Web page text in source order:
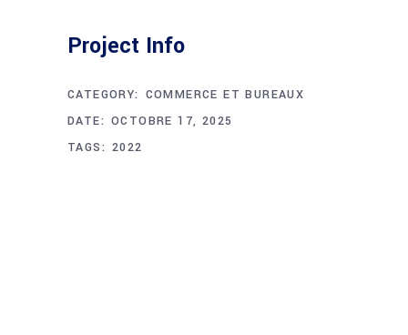
Project Info
CATEGORY: COMMERCE ET BUREAUX
DATE: OCTOBRE 17, 2025
TAGS: 2022